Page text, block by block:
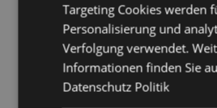
Produktattribute
Information
5055071792267
20
Targeting Cookies werden
Personalisierung und
Verfolgung verwendet.
Informationen finden Sie
Datenschutz Politik